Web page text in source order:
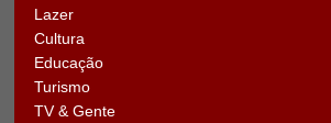
Lazer
Cultura
Educação
Turismo
TV & Gente